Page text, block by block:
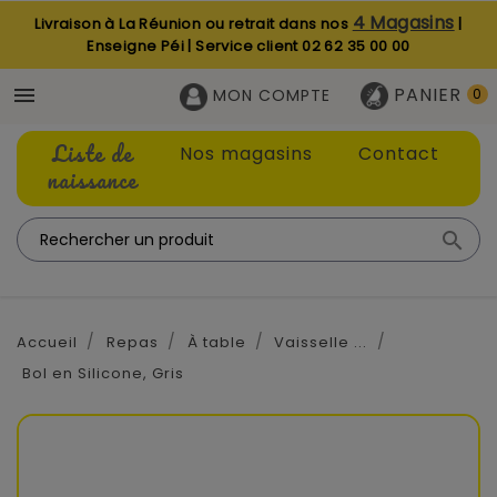
Livraison à La Réunion ou retrait dans nos 4 Magasins |
Enseigne Péi | Service client02 62 35 00 00
 PANIER 0
MON COMPTE
Liste de
naissance
Nos magasins Contact

Accueil Repas À table
Vaisselle ...
Bol en Silicone, Gris